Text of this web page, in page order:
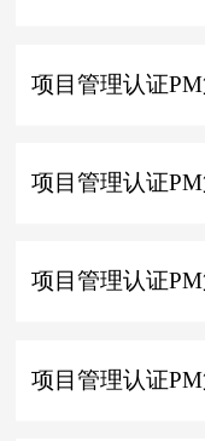
项目管理认证
项目管理认证
项目管理认证
项目管理认证